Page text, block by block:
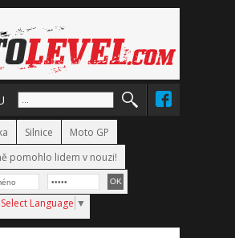
Silnice
Moto GP
pomohlo lidem v nouzi!
Select Language ▼